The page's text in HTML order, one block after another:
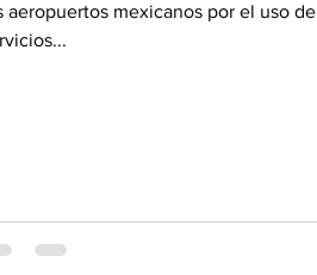
aeropuertos mexicanos por el uso